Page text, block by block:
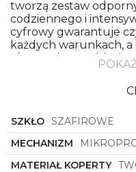
tworzą zestaw
codziennego i
cyfrowy gwarantuje
każdych warunkach,
obsługa jest szybka i
kompleksowy
sportowe, GPS,
pozwalają na
Model010-02980-02
plany treningowe,
dokładne śledzenie
SZKŁO SZAFIROWE
MECHANIZM
MATERIAŁ KOPERTY